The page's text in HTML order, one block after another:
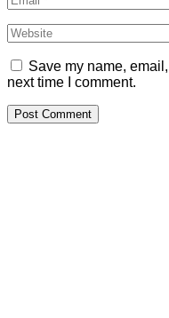
Save my name,
next time I comment.